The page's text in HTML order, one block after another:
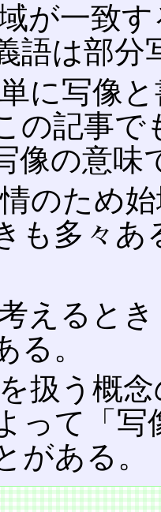
が一致
語は部分
に写像
の記事で
像の意味
のため
も多々あ
えると
る。
扱う概
って「
がある。